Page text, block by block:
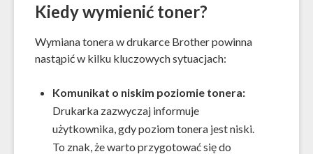
Kiedy wymienić toner?
Wymiana tonera w drukarce Brother powinna
nastąpić w kilku kluczowych sytuacjach:
Komunikat o niskim poziomie tonera:
Drukarka zazwyczaj informuje
użytkownika, gdy poziom tonera jest niski.
To znak, że warto przygotować się do